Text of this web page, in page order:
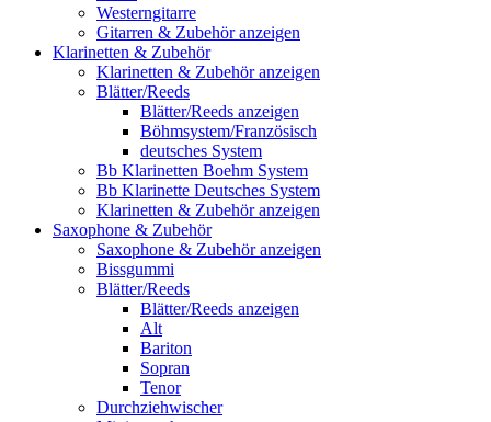
Westerngitarre
Gitarren & Zubehör anzeigen
Klarinetten & Zubehör
Klarinetten & Zubehör anzeigen
Blätter/Reeds
Blätter/Reeds anzeigen
Böhmsystem/Französisch
deutsches System
Bb Klarinetten Boehm System
Bb Klarinette Deutsches System
Klarinetten & Zubehör anzeigen
Saxophone & Zubehör
Saxophone & Zubehör anzeigen
Bissgummi
Blätter/Reeds
Blätter/Reeds anzeigen
Alt
Bariton
Sopran
Tenor
Durchziehwischer